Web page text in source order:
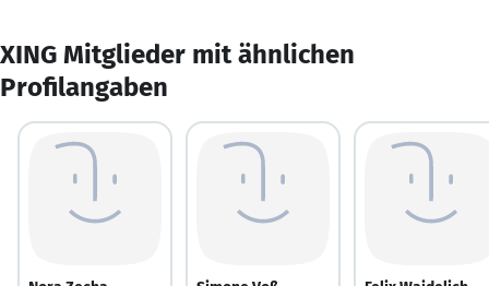
XING Mitglieder mit ähnlichen
Profilangaben